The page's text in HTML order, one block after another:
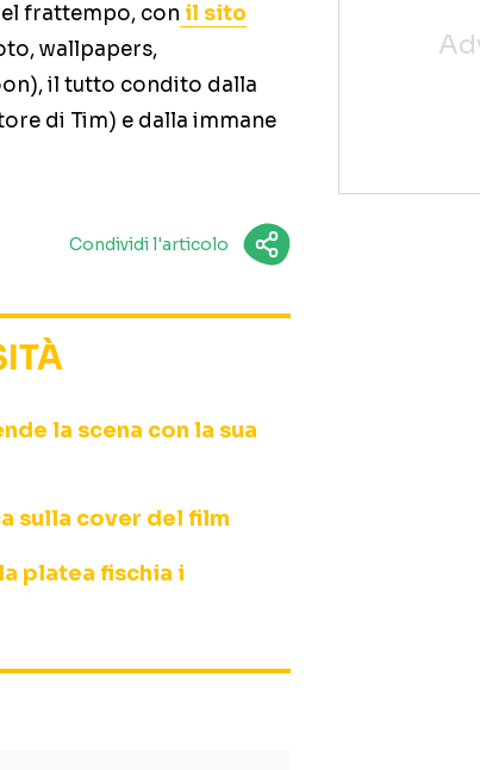
frattempo, con il sito
wallpapers,
il tutto condito dalla
di Tim) e dalla immane
Condividi l'articolo
la scena con la sua
sulla cover del film
platea fischia i